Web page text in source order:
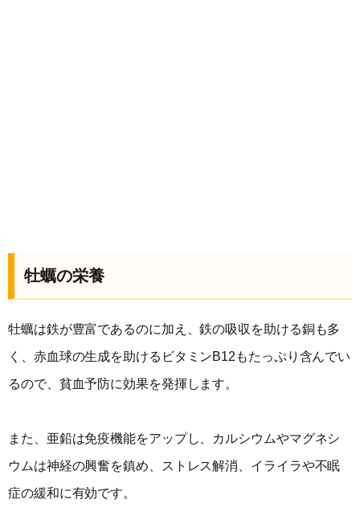
牡蠣の栄養
牡蠣は鉄が豊富であるのに加え、鉄の吸収を助ける銅も多
く、赤血球の生成を助けるビタミンB12もたっぷり含んでい
るので、貧血予防に効果を発揮します。
また、亜鉛は免疫機能をアップし、カルシウムやマグネシ
ウムは神経の興奮を鎮め、ストレス解消、イライラや不眠
症の緩和に有効です。